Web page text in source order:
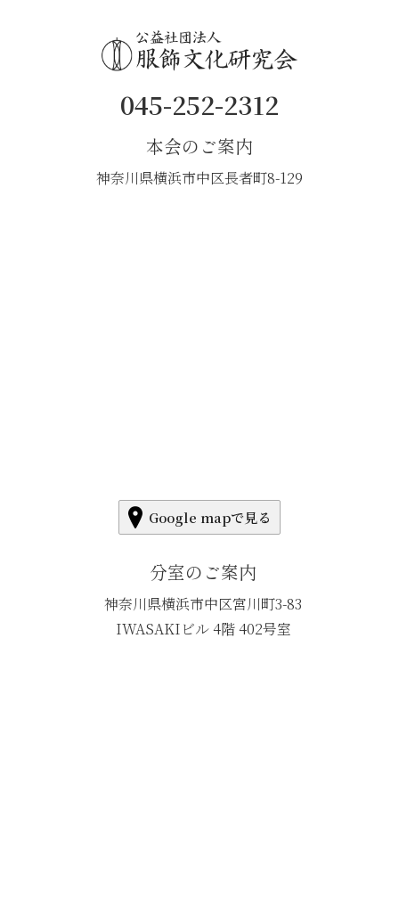
045-252-2312
本会のご案内
神奈川県横浜市中区長者町8-129
Google mapで見る
分室のご案内
神奈川県横浜市中区宮川町3-83
IWASAKIビル 4階 402号室